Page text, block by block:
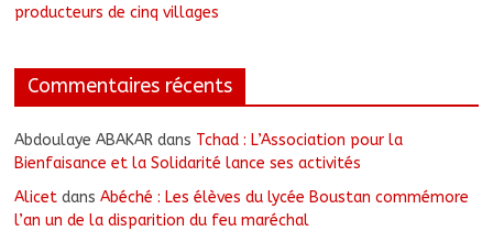
producteurs de cinq villages
Commentaires récents
Abdoulaye ABAKAR dans Tchad : L’Association pour la
Bienfaisance et la Solidarité lance ses activités
Alicet dansAbéché : Les élèves du lycée Boustan commémore
l’an un de la disparition du feu maréchal